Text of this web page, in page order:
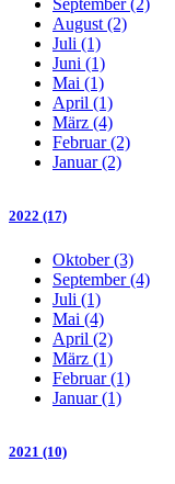
August (2)
Juli (1)
Juni (1)
Mai (1)
April (1)
März (4)
Februar (2)
Januar (2)
2022 (17)
Oktober (3)
September (4)
Juli (1)
Mai (4)
April (2)
März (1)
Februar (1)
Januar (1)
2021 (10)